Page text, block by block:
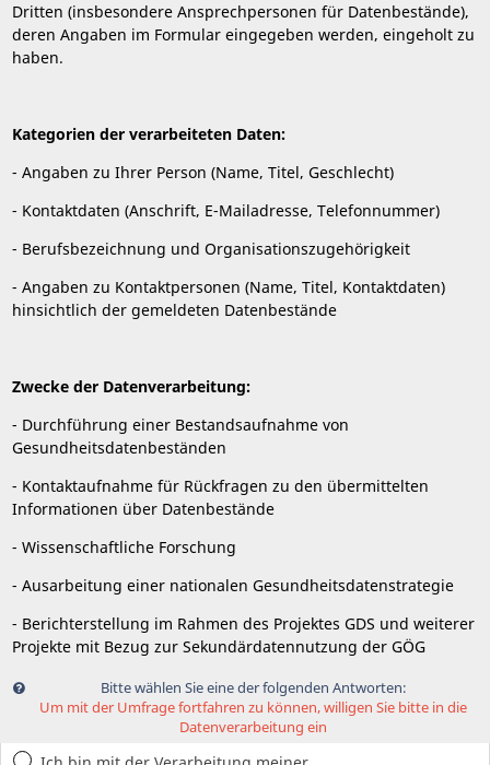
Dritten (insbesondere Ansprechpersonen für Datenbestände),
deren Angaben im Formular eingegeben werden, eingeholt zu
haben.
Kategorien der verarbeiteten Daten:
- Angaben zu Ihrer Person (Name, Titel, Geschlecht)
- Kontaktdaten (Anschrift, E-Mailadresse, Telefonnummer)
- Berufsbezeichnung und Organisationszugehörigkeit
- Angaben zu Kontaktpersonen (Name, Titel, Kontaktdaten)
hinsichtlich der gemeldeten Datenbestände
Zwecke der Datenverarbeitung:
- Durchführung einer Bestandsaufnahme von
Gesundheitsdatenbeständen
- Kontaktaufnahme für Rückfragen zu den übermittelten
Informationen über Datenbestände
- Wissenschaftliche Forschung
- Ausarbeitung einer nationalen Gesundheitsdatenstrategie
- Berichterstellung im Rahmen des Projektes GDS und weiterer
Projekte mit Bezug zur Sekundärdatennutzung der GÖG
Bitte wählen Sie eine der folgenden Antworten:
Um mit der Umfrage fortfahren zu können, willigen Sie bitte in die
Datenverarbeitung ein